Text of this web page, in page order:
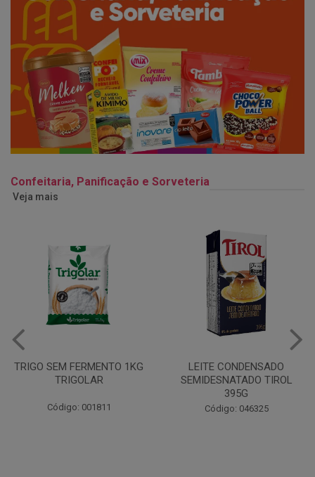
Confeitaria, Panificação e Sorveteria
Veja mais
LEITE CONDENSADO
SEMIDESNATADO TIROL
Código: 046325
CHANTILINHO EM PO 400G
MIX
Código: 037442